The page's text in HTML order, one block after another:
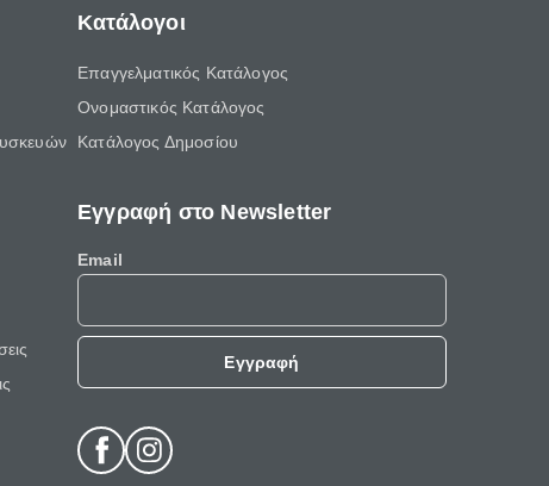
Κατάλογοι
Επαγγελματικός Κατάλογος
Ονομαστικός Κατάλογος
Κατάλογος Δημοσίου
Εγγραφή στο Newsletter
Email
Εγγραφή